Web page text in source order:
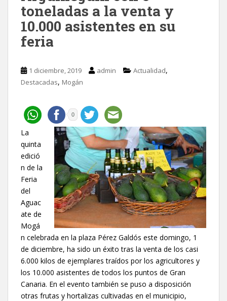
toneladas a la venta y
10.000 asistentes en su
feria
1 diciembre, 2019 admin Actualidad,
Destacadas, Mogán
0
La
quinta
edició
n de la
Feria
del
Aguac
ate de
Mogá
n celebrada en la plaza Pérez Galdós este domingo, 1
de diciembre, ha sido un éxito tras la venta de los casi
6.000 kilos de ejemplares traídos por los agricultores y
los 10.000 asistentes de todos los puntos de Gran
Canaria. En el evento también se puso a disposición
otras frutas y hortalizas cultivadas en el municipio,